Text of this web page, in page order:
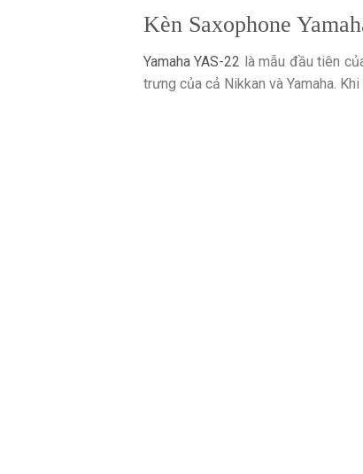
Kèn Saxophone
Yamaha YAS-22 là mẫu đầu tiên
trưng của cả Nikkan và Yamaha.